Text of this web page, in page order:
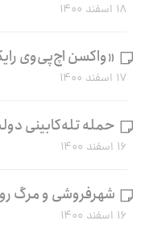
۱۸ اسفند ۱۴۰۰
«واکسن اچ‌پی‌وی
۱۷ اسفند ۱۴۰۰
حمله تله‌کابینی
۱۶ اسفند ۱۴۰۰
شهرفروشی و مرگ
۱۶ اسفند ۱۴۰۰